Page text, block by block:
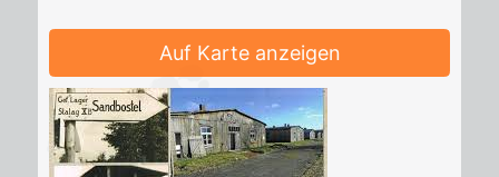
Auf Karte anzeigen